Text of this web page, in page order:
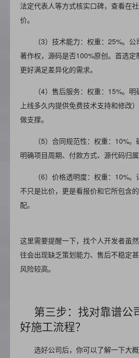
法定代表人等方式核实口碑，查看在
价。
（3） 技术能力：权重：25%。
著作权，源码是否100%原创。首选
更好满足差异化的需求。
（4） 售后服务：权重：15%。
上线多久内提供免费技术支持和修改
做支撑。
（5） 合同规范性：权重：10%。
明确项目周期、付款方式、源代码归属
（6） 价格透明度：权重：10%。
不只是比价，更是看报价和它所包含
配。
这里需要提醒一下，找个人开发者虽
往会出现缺乏策划能力、售后不稳定
风险较高。
第三步：找对靠谱公
好施工流程？
选好公司后，你可以了解一下大